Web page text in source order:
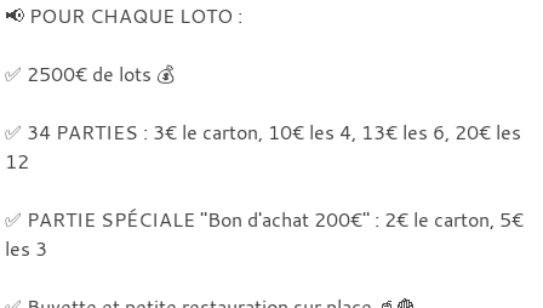
📢 POUR CHAQUE LOTO :
✅ 2500€ de lots 💰
✅ 34 PARTIES : 3€ le carton, 10€ les 4, 13€ les 6, 20€ les
12
✅ PARTIE SPÉCIALE "Bon d'achat 200€" : 2€ le carton, 5€
les 3